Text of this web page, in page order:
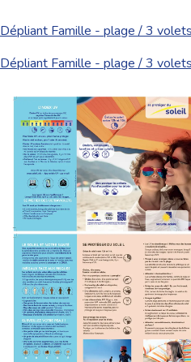
Dépliant Famille - plage / 3
Dépliant Famille - plage / 3